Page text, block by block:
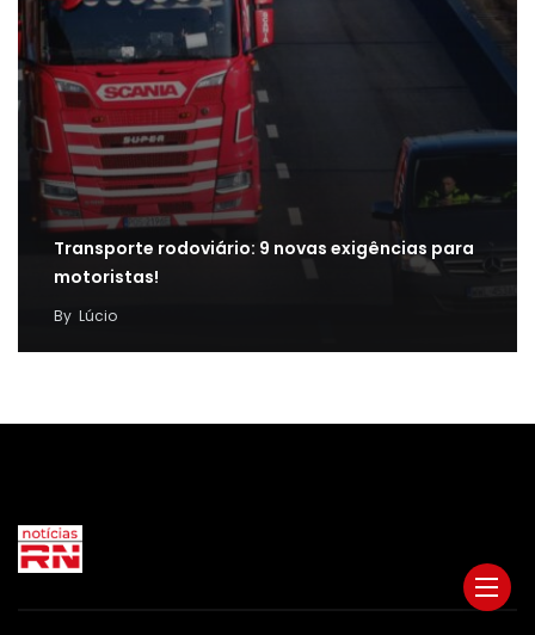
Transporte rodoviário: 9 novas exigências para
motoristas!
By Lúcio